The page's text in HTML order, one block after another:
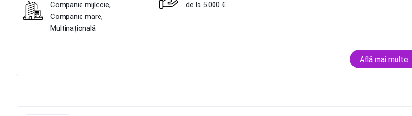
Companie mijlocie,
Companie mare,
Multinațională
de la 5.000 €
Află mai multe